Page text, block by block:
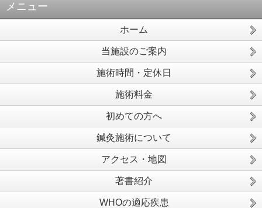
メニュー
ホーム
当施設のご案内
施術時間・定休日
施術料金
初めての方へ
鍼灸施術について
アクセス・地図
著書紹介
WHOの適応疾患